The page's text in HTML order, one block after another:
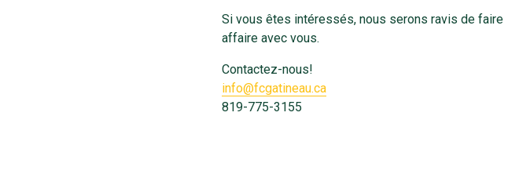
Si vous êtes intéressés, nous serons ravis de faire
affaire avec vous.
Contactez-nous!
info@fcgatineau.ca
819-775-3155